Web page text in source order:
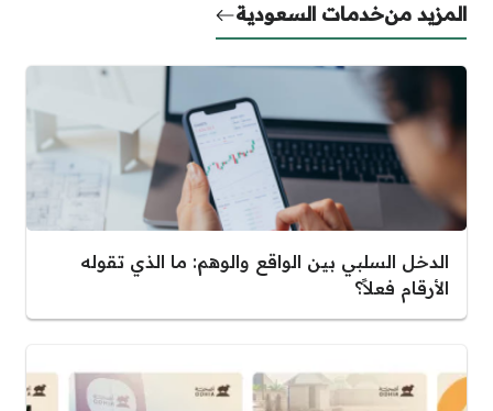
المزيد منخدمات السعودية
الدخل السلبي بين الواقع والوهم: ما الذي تقوله
الأرقام فعلاً؟